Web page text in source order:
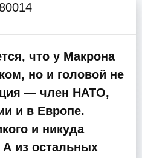
что у Макрона
но и головой не
— член НАТО,
и в Европе.
и никуда
из остальных